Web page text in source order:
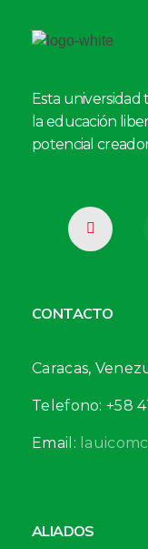
Esta
la educación
potencial
CONTACTO
Caracas,
Telefono: +58
Email:
ALIADOS